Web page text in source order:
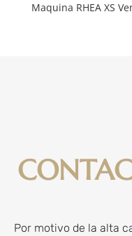
Maquina RHEA XS
Por motivo de la alta